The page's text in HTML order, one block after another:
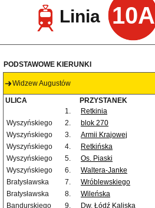
Linia 10A
PODSTAWOWE KIERUNKI
Widzew Augustów
ULICA PRZYSTANEK
1.
Retkinia
Wyszyńskiego
2. blok 270
Wyszyńskiego
3. Armii Krajowej
Wyszyńskiego
4. Retkińska
Wyszyńskiego
5. Os. Piaski
Wyszyńskiego
6. Waltera-Janke
Bratysławska
7. Wróblewskiego
Bratysławska
8. Wileńska
Bandurskiego
9. Dw. Łódź Kaliska